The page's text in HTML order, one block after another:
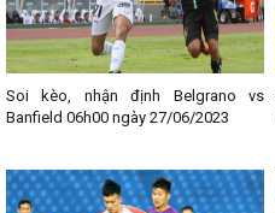
--------------------------------
Lịch thi đấu bóng đá các giải nổi bật:
- Lịch thi đấu Ngoại hạng Anh
- Lịch thi đấu La Liga
- Lịch thi đấu Bundesliga
- Lịch thi đấu V - League
- Lịch thi đấu Cup C1
Soi kèo, nhận định Belgrano vs
Banfield 06h00 ngày 27/06/2023